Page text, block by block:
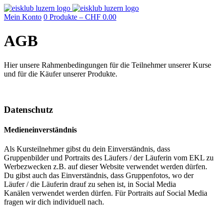
Mein Konto 0 Produkte – CHF 0.00
AGB
Hier unsere Rahmenbedingungen für die Teilnehmer unserer Kurse
und für die Käufer unserer Produkte.
Datenschutz
Medieneinverständnis
Als Kursteilnehmer gibst du dein Einverständnis, dass
Gruppenbilder und Portraits des Läufers / der Läuferin vom EKL zu
Werbezwecken z.B. auf dieser Website verwendet werden dürfen.
Du gibst auch das Einverständnis, dass Gruppenfotos, wo der
Läufer / die Läuferin drauf zu sehen ist, in Social Media
Kanälen verwendet werden dürfen. Für Portraits auf Social Media
fragen wir dich individuell nach.